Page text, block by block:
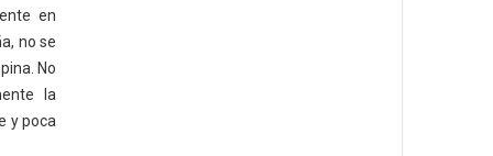
en
no se
No
la
y poca